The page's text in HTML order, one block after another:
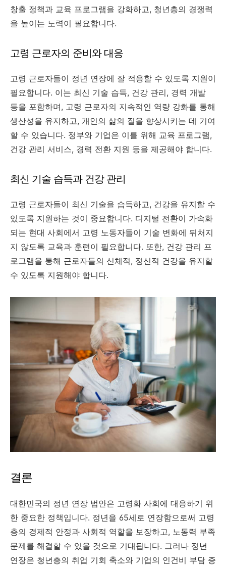
창출 정책과 교육 프로그램을 강화하고, 청년층의 경쟁력
을 높이는 노력이 필요합니다.
고령 근로자의 준비와 대응
고령 근로자들이 정년 연장에 잘 적응할 수 있도록 지원이
필요합니다. 이는 최신 기술 습득, 건강 관리, 경력 개발
등을 포함하며, 고령 근로자의 지속적인 역량 강화를 통해
생산성을 유지하고, 개인의 삶의 질을 향상시키는 데 기여
할 수 있습니다. 정부와 기업은 이를 위해 교육 프로그램,
건강 관리 서비스, 경력 전환 지원 등을 제공해야 합니다.
최신 기술 습득과 건강 관리
고령 근로자들이 최신 기술을 습득하고, 건강을 유지할 수
있도록 지원하는 것이 중요합니다. 디지털 전환이 가속화
되는 현대 사회에서 고령 노동자들이 기술 변화에 뒤처지
지 않도록 교육과 훈련이 필요합니다. 또한, 건강 관리 프
로그램을 통해 근로자들의 신체적, 정신적 건강을 유지할
수 있도록 지원해야 합니다.
결론
대한민국의 정년 연장 법안은 고령화 사회에 대응하기 위
한 중요한 정책입니다. 정년을 65세로 연장함으로써 고령
층의 경제적 안정과 사회적 역할을 보장하고, 노동력 부족
문제를 해결할 수 있을 것으로 기대됩니다. 그러나 정년
연장은 청년층의 취업 기회 축소와 기업의 인건비 부담 증